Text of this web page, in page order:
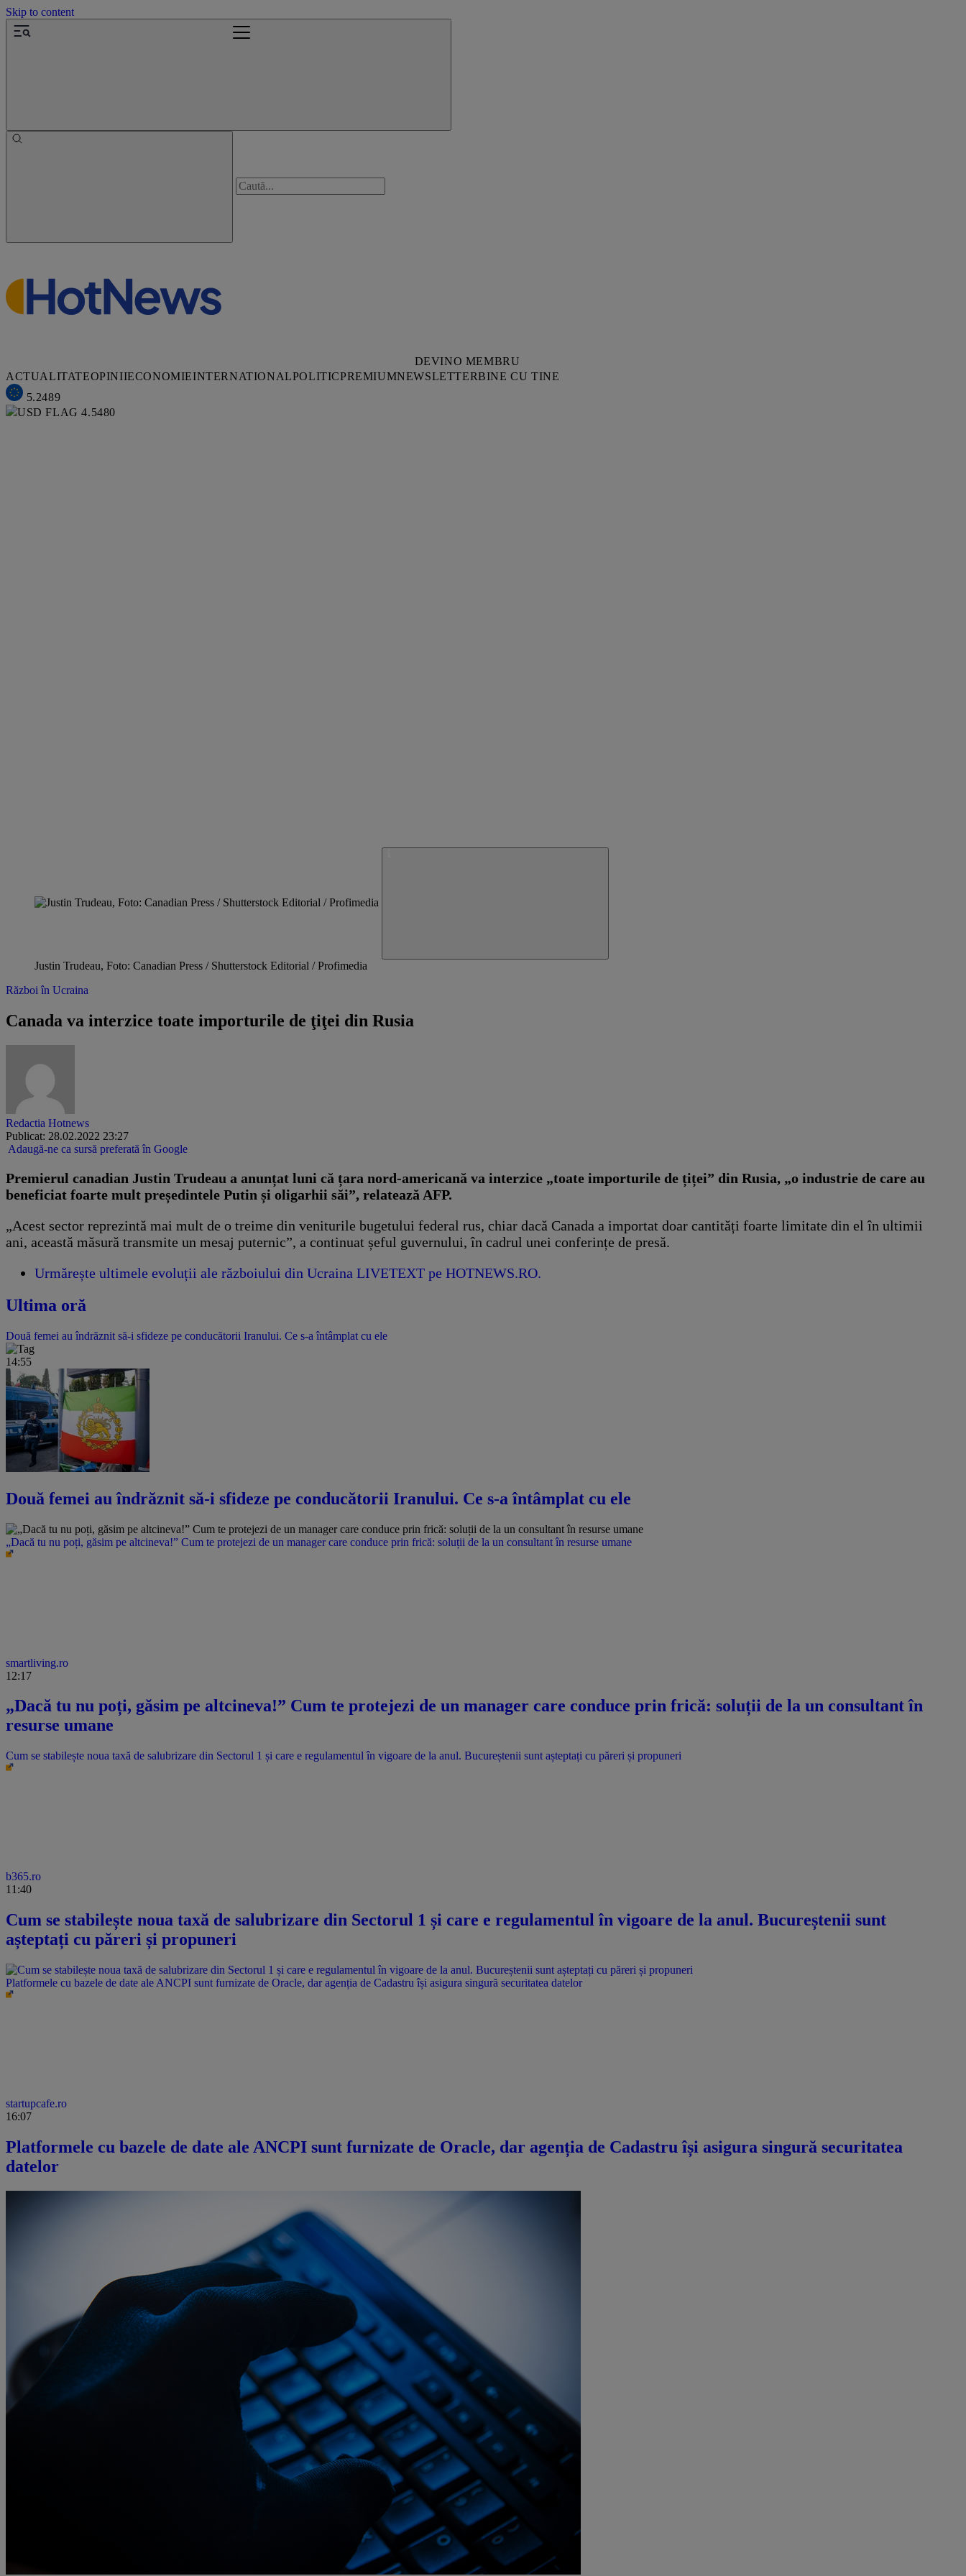
Skip to content
DEVINO MEMBRU
ACTUALITATEOPINIIECONOMIEINTERNATIONALPOLITICPREMIUMNEWSLETTERBINE CU TINE
5.2489
4.5480
Justin Trudeau, Foto: Canadian Press / Shutterstock Editorial / Profimedia
Război în Ucraina
Canada va interzice toate importurile de ţiţei din Rusia
Redactia Hotnews
Publicat: 28.02.2022 23:27
Adaugă-ne ca sursă preferată în Google
Premierul canadian Justin Trudeau a anunțat luni că țara nord-americană va interzice „toate importurile de țiței” din Rusia, „o industrie de care au
beneficiat foarte mult președintele Putin și oligarhii săi”, relatează AFP.
„Acest sector reprezintă mai mult de o treime din veniturile bugetului federal rus, chiar dacă Canada a importat doar cantități foarte limitate din el în ultimii
ani, această măsură transmite un mesaj puternic”, a continuat șeful guvernului, în cadrul unei conferințe de presă.
Urmărește ultimele evoluții ale războiului din Ucraina LIVETEXT pe HOTNEWS.RO.
Ultima oră
Două femei au îndrăznit să-i sfideze pe conducătorii Iranului. Ce s-a întâmplat cu ele
14:55
Două femei au îndrăznit să-i sfideze pe conducătorii Iranului. Ce s-a întâmplat cu ele
„Dacă tu nu poți, găsim pe altcineva!” Cum te protejezi de un manager care conduce prin frică: soluții de la un consultant în resurse umane
smartliving.ro
12:17
„Dacă tu nu poți, găsim pe altcineva!” Cum te protejezi de un manager care conduce prin frică: soluții de la un consultant în
resurse umane
Cum se stabilește noua taxă de salubrizare din Sectorul 1 și care e regulamentul în vigoare de la anul. Bucureștenii sunt așteptați cu păreri și propuneri
b365.ro
11:40
Cum se stabilește noua taxă de salubrizare din Sectorul 1 și care e regulamentul în vigoare de la anul. Bucureștenii sunt
așteptați cu păreri și propuneri
Platformele cu bazele de date ale ANCPI sunt furnizate de Oracle, dar agenția de Cadastru își asigura singură securitatea datelor
startupcafe.ro
16:07
Platformele cu bazele de date ale ANCPI sunt furnizate de Oracle, dar agenția de Cadastru își asigura singură securitatea
datelor